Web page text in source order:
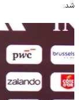
شد.